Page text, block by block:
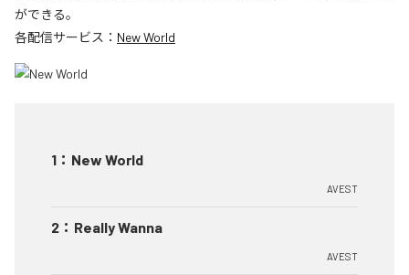
ができる。
各配信サービス： New World
1 ： New World
AVEST
2 ： Really Wanna
AVEST